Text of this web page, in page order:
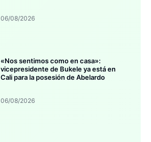
06/08/2026
«Nos sentimos como en casa»:
vicepresidente de Bukele ya está en
Cali para la posesión de Abelardo
06/08/2026